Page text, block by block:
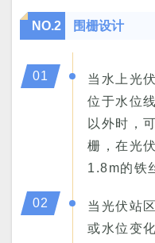
NO.2 围栅设计
01
当水上光
位于水位
以外时，
栅，在光
1.8m的铁
02
当光伏站
或水位变